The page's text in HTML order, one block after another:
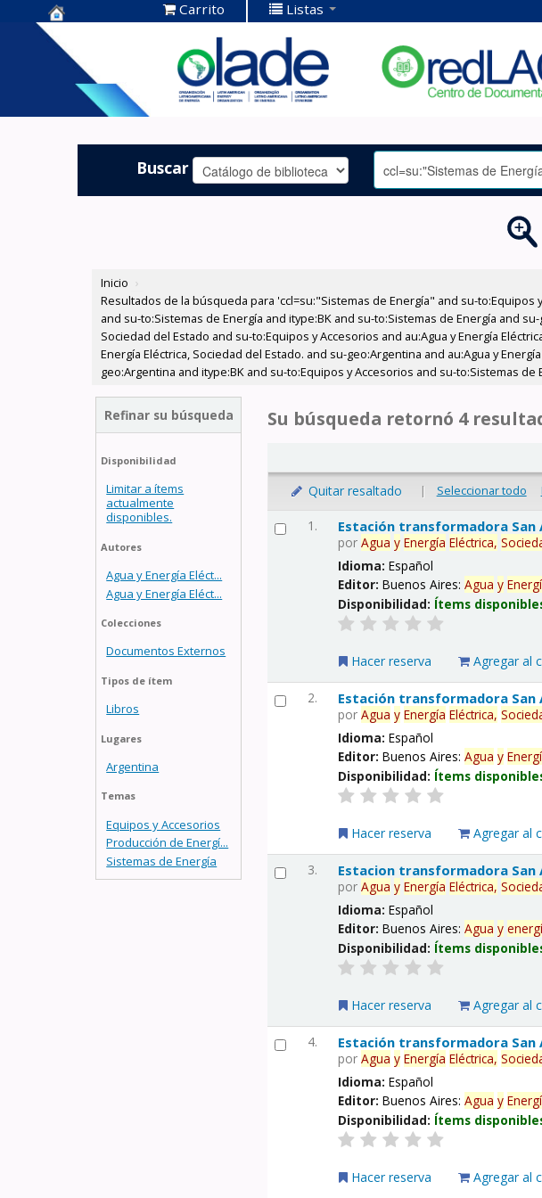
Centro de
Documentación
OLADE -
Carrito Listas
Buscar
Inicio ›
Resultados de la búsqueda para 'ccl=su:"Sistemas de Energía" and su-to:Equipos
and su-to:Sistemas de Energía and itype:BK and su-to:Sistemas de Energía and
Sociedad del Estado and su-to:Equipos y Accesorios and au:Agua y Energía
Energía Eléctrica, Sociedad del Estado. and su-geo:Argentina and au:Agua y
geo:Argentina and itype:BK and su-to:Equipos y Accesorios and su-to:Sistemas
Refinar su búsqueda
Disponibilidad
Limitar a ítems
actualmente
disponibles.
Autores
Agua y Energía Eléct...
Agua y Energía Eléct...
Colecciones
Documentos Externos
Tipos de ítem
Libros
Lugares
Argentina
Temas
Equipos y Accesorios
Producción de Energí...
Sistemas de Energía
Su búsqueda retornó 4
Quitar resaltado | Seleccionar todo
1. Estación transformadora
porAgua y Energía Eléctrica,
Idioma:Español
Editor:Buenos Aires:Agua y
Disponibilidad: Ítems
Hacer reserva Agregar al
2. Estación transformadora San
porAgua y Energía Eléctrica,
Idioma:Español
Editor:Buenos Aires:Agua y
Disponibilidad: Ítems
Hacer reserva Agregar al
3. Estacion transformadora
porAgua y Energía Eléctrica,
Idioma:Español
Editor:Buenos Aires:Agua y
Disponibilidad: Ítems
Hacer reserva Agregar al
4. Estación transformadora
porAgua y Energía Eléctrica,
Idioma:Español
Editor:Buenos Aires:Agua y
Disponibilidad: Ítems
Hacer reserva Agregar al